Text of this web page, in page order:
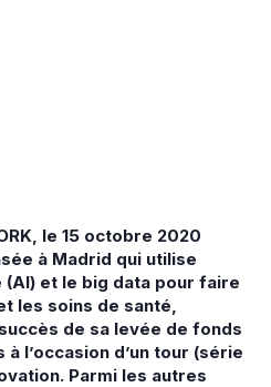
le 15 octobre 2020
à Madrid qui utilise
et le big data pour faire
les soins de santé,
de sa levée de fonds
l’occasion d’un tour (série
Parmi les autres